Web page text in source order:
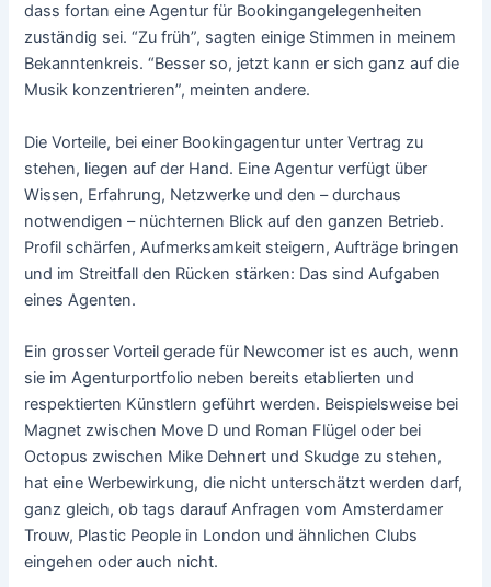
dass fortan eine Agentur für Bookingangelegenheiten
zuständig sei. “Zu früh”, sagten einige Stimmen in meinem
Bekanntenkreis. “Besser so, jetzt kann er sich ganz auf die
Musik konzentrieren”, meinten andere.
Die Vorteile, bei einer Bookingagentur unter Vertrag zu
stehen, liegen auf der Hand. Eine Agentur verfügt über
Wissen, Erfahrung, Netzwerke und den – durchaus
notwendigen – nüchternen Blick auf den ganzen Betrieb.
Profil schärfen, Aufmerksamkeit steigern, Aufträge bringen
und im Streitfall den Rücken stärken: Das sind Aufgaben
eines Agenten.
Ein grosser Vorteil gerade für Newcomer ist es auch, wenn
sie im Agenturportfolio neben bereits etablierten und
respektierten Künstlern geführt werden. Beispielsweise bei
Magnet zwischen Move D und Roman Flügel oder bei
Octopus zwischen Mike Dehnert und Skudge zu stehen,
hat eine Werbewirkung, die nicht unterschätzt werden darf,
ganz gleich, ob tags darauf Anfragen vom Amsterdamer
Trouw, Plastic People in London und ähnlichen Clubs
eingehen oder auch nicht.